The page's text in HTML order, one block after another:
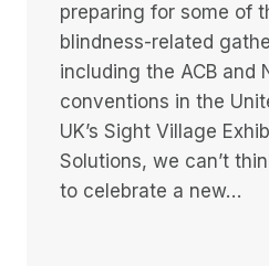
preparing for some of
blindness-related
including the ACB and
conventions in the
UK’s Sight Village
Solutions, we can’t
to celebrate a new…